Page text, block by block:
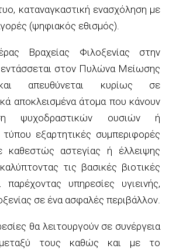
καταναγκαστική ενασχόληση με
(ψηφιακός εθισμός).
Βραχείας Φιλοξενίας στην
στον Πυλώνα Μείωσης
απευθύνεται κυρίως σε
αποκλεισμένα άτομα που κάνουν
ψυχοδραστικών ουσιών ή
εξαρτητικές συμπεριφορές
καθεστώς αστεγίας ή έλλειψης
τις βασικές βιοτικές
υπηρεσίες υγιεινής,
σε ένα ασφαλές περιβάλλον.
θα λειτουργούν σε συνέργεια
μεταξύ τους καθώς και με το